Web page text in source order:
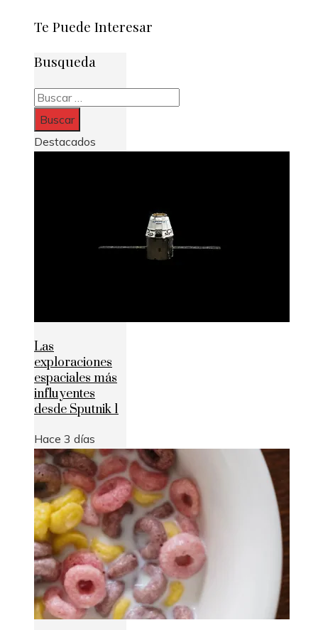
Te Puede Interesar
Busqueda
Buscar:
Destacados
Las
exploraciones
espaciales más
influyentes
desde Sputnik 1
Hace 3 días